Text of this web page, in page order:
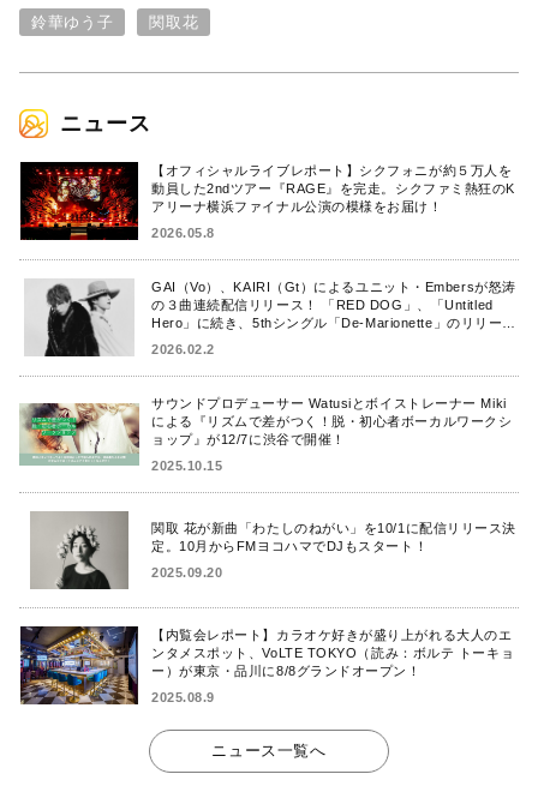
鈴華ゆう子 関取花
ニュース
【オフィシャルライブレポート】シクフォニが約５万人を
動員した2ndツアー『RAGE』を完走。シクファミ熱狂のK
アリーナ横浜ファイナル公演の模様をお届け！
2026.05.8
GAI（Vo）、KAIRI（Gt）によるユニット・Embersが怒涛
の３曲連続配信リリース！ 「RED DOG」、「Untitled
Hero」に続き、5thシングル「De-Marionette」のリリース
2026.02.2
サウンドプロデューサー Watusiとボイストレーナー Miki
による『リズムで差がつく！脱・初心者ボーカルワークシ
ョップ』が12/7に渋谷で開催！
2025.10.15
関取 花が新曲「わたしのねがい」を10/1に配信リリース決
定。10月からFMヨコハマでDJもスタート！
2025.09.20
【内覧会レポート】カラオケ好きが盛り上がれる大人のエ
ンタメスポット、VoLTE TOKYO（読み：ボルテ トーキョ
ー）が東京・品川に8/8グランドオープン！
2025.08.9
ニュース一覧へ